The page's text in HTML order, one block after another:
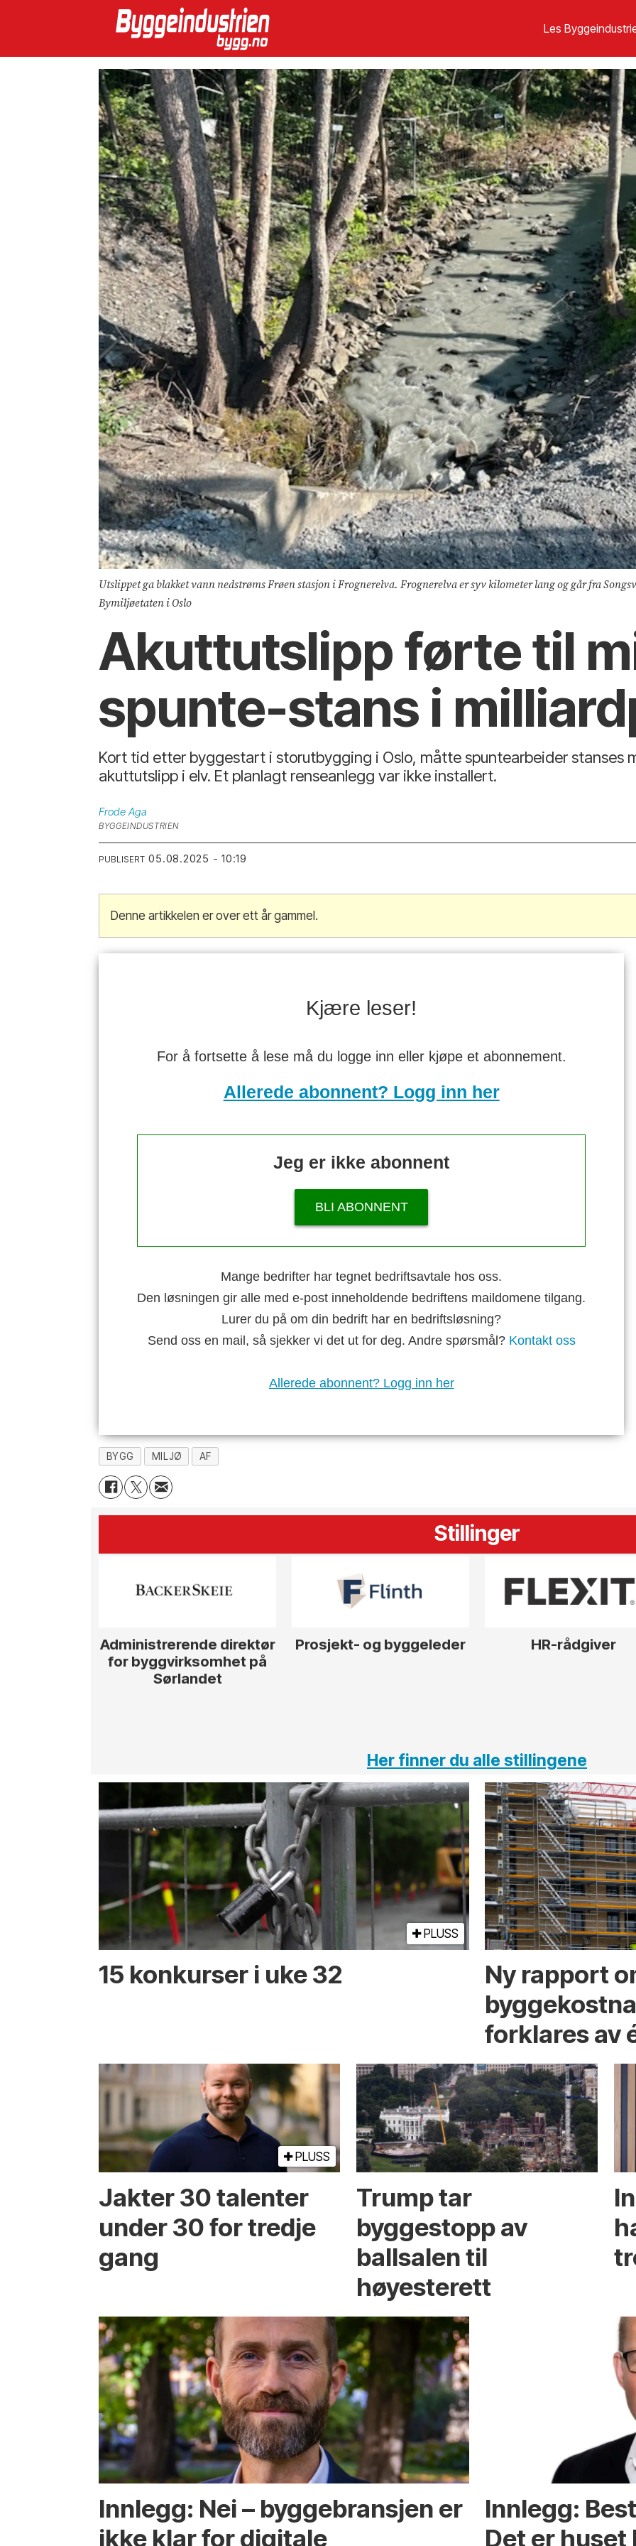
Les
Utslippet ga blakket vann nedstrøms Frøen stasjon i Frognerelva. Frognerelva er syv kilometer lang og går fra
Bymiljøetaten i Oslo
Akuttutslipp førte til
spunte-stans i
Kort tid etter byggestart i storutbygging i Oslo, måtte spuntearbeider stanses
akuttutslipp i elv. Et planlagt renseanlegg var ikke installert.
Frode Aga
BYGGEINDUSTRIEN
PUBLISERT 05.08.2025 - 10:19
Denne artikkelen er over ett år gammel.
Kjære leser!
For å fortsette å lese må du logge inn eller kjøpe et abonnement.
Allerede abonnent? Logg inn her
Jeg er ikke abonnent
BLI ABONNENT
Mange bedrifter har tegnet bedriftsavtale hos oss.
Den løsningen gir alle med e-post inneholdende bedriftens maildomene tilgang.
Lurer du på om din bedrift har en bedriftsløsning?
Send oss en mail, så sjekker vi det ut for deg. Andre spørsmål? Kontakt oss
Allerede abonnent? Logg inn her
BYGG MILJØ AF
Stillinger
Administrerende direktør
for byggvirksomhet på
Sørlandet
Prosjekt- og byggeleder HR-rådgiver
Her finner du alle stillingene
PLUSS
15 konkurser i uke 32
Ny rapport
forklares av
PLUSS
Jakter 30 talenter
under 30 for tredje
gang
Trump tar
byggestopp av
ballsalen til
høyesterett
Innlegg: Nei – byggebransjen er
ikke klar for digitale
Innlegg:
Det er huset